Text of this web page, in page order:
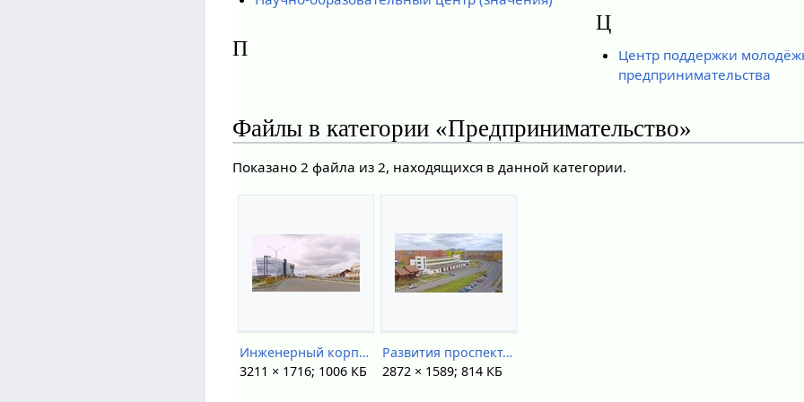
П
Ц
Центр поддержки
предпринимательства
Файлы в категории «Предпринимательство»
Показано 2 файла из 2, находящихся в данной категории.
Инженерный корпус ТВЗ.jpg
3211 × 1716; 1006 КБ
Развития проспект.jpg
2872 × 1589; 814 КБ